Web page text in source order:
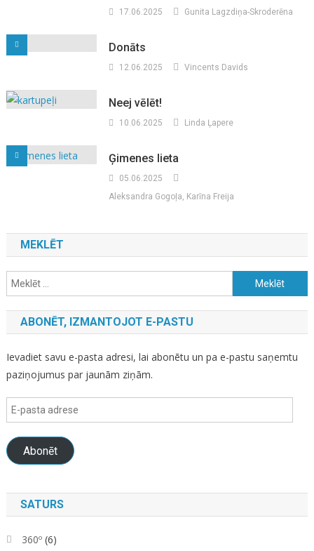
17.06.2025 Gunita Lagzdiņa-Skroderēna
Donāts
12.06.2025 Vincents Davids
Neej vēlēt!
10.06.2025 Linda Ļapere
Ģimenes lieta
05.06.2025
Aleksandra Gogoļa, Karīna Freija
MEKLĒT
Meklēt:
ABONĒT, IZMANTOJOT E-PASTU
Ievadiet savu e-pasta adresi, lai abonētu un pa e-pastu saņemtu
paziņojumus par jaunām ziņām.
E-
pasta
adrese
Abonēt
SATURS
360º(6)